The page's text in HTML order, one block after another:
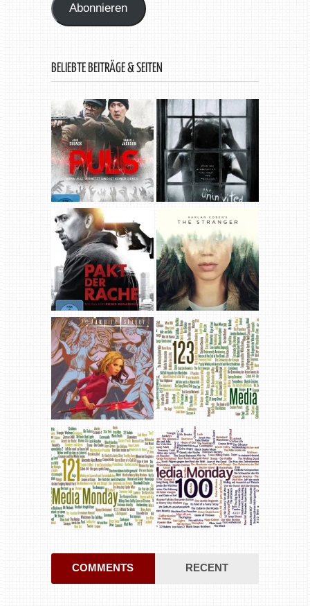
Abonnieren
BELIEBTE BEITRÄGE & SEITEN
COMMENTS RECENT